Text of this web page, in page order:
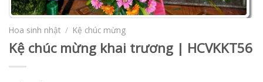
Hoa sinh nhật / Kệ chúc mừng
Kệ chúc mừng khai trương | HCVKKT56